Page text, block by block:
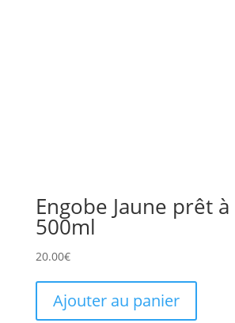
Engobe Jaune prêt à
500ml
20.00€
Ajouter au panier